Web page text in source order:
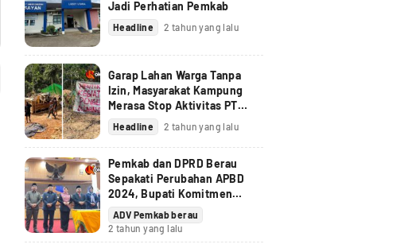
Jadi Perhatian Pemkab
Headline 2 tahun yang lalu
Garap Lahan Warga Tanpa
Izin, Masyarakat Kampung
Merasa Stop Aktivitas PT
Berau Coal
Headline 2 tahun yang lalu
Pemkab dan DPRD Berau
Sepakati Perubahan APBD
2024, Bupati Komitmen
Tindak Lanjuti Pandangan
Fraksi
ADV Pemkab berau
2 tahun yang lalu